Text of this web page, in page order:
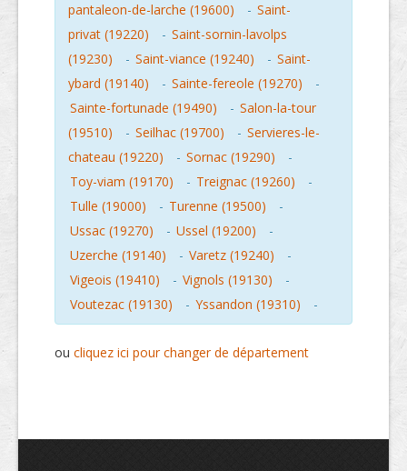
pantaleon-de-larche (19600)
- Saint-
privat (19220)
- Saint-sornin-lavolps
(19230)
- Saint-viance (19240) - Saint-
ybard (19140)
- Sainte-fereole (19270)
-
Sainte-fortunade (19490)
- Salon-la-tour
(19510)
- Seilhac (19700) - Servieres-le-
chateau (19220)
- Sornac (19290)
-
Toy-viam (19170)
- Treignac (19260)
-
Tulle (19000)
- Turenne (19500)
-
Ussac (19270)
- Ussel (19200)
-
Uzerche (19140)
- Varetz (19240)
-
Vigeois (19410)
- Vignols (19130)
-
Voutezac (19130)
- Yssandon (19310) -
ou cliquez ici pour changer de département